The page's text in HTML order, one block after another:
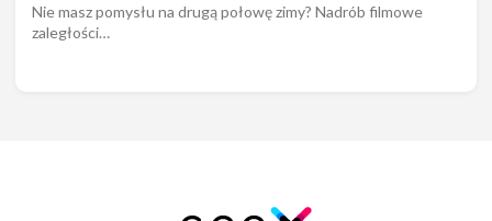
Nie masz pomysłu na drugą połowę zimy? Nadrób filmowe
zaległości…